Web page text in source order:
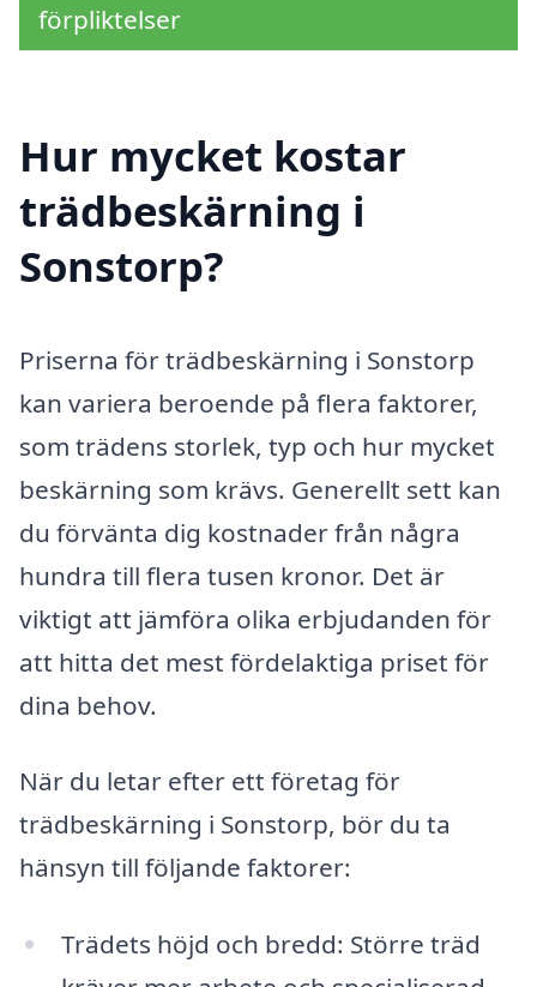
förpliktelser
Hur mycket kostar
trädbeskärning i
Sonstorp?
Priserna för trädbeskärning i Sonstorp
kan variera beroende på flera faktorer,
som trädens storlek, typ och hur mycket
beskärning som krävs. Generellt sett kan
du förvänta dig kostnader från några
hundra till flera tusen kronor. Det är
viktigt att jämföra olika erbjudanden för
att hitta det mest fördelaktiga priset för
dina behov.
När du letar efter ett företag för
trädbeskärning i Sonstorp, bör du ta
hänsyn till följande faktorer:
Trädets höjd och bredd: Större träd